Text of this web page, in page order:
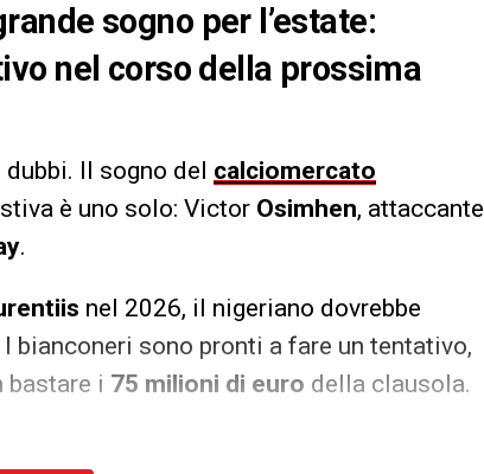
sogno per l’estate:
nel corso della prossima
Il sogno del calciomercato
è uno solo: Victor Osimhen, attaccante
.
nel 2026, il nigeriano dovrebbe
bianconeri sono pronti a fare un tentativo,
bastare i 75 milioni di euro della clausola.